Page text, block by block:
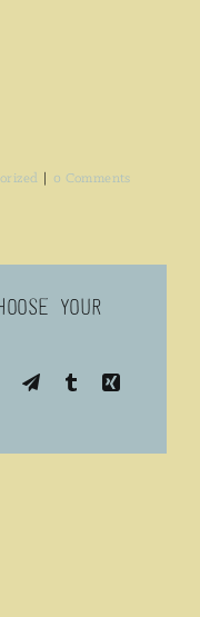
0 Comments
Your
WhatsApp
TelegramTumblrXing